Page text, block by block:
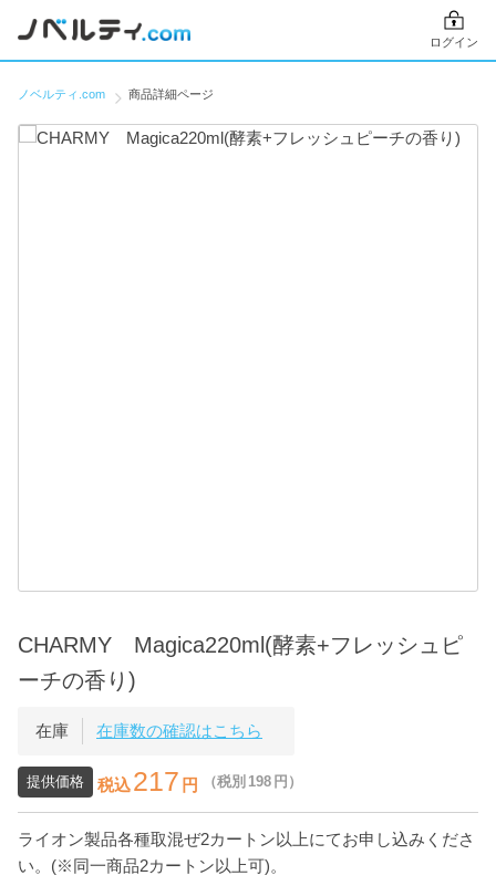
ログイン
ノベルティ.com 商品詳細ページ
CHARMY Magica220ml(酵素+フレッシュピ
ーチの香り)
在庫 在庫数の確認はこちら
提供価格 税込217 円 （税別 198 円）
ライオン製品各種取混ぜ2カートン以上にてお申し込みくださ
い。(※同一商品2カートン以上可)。